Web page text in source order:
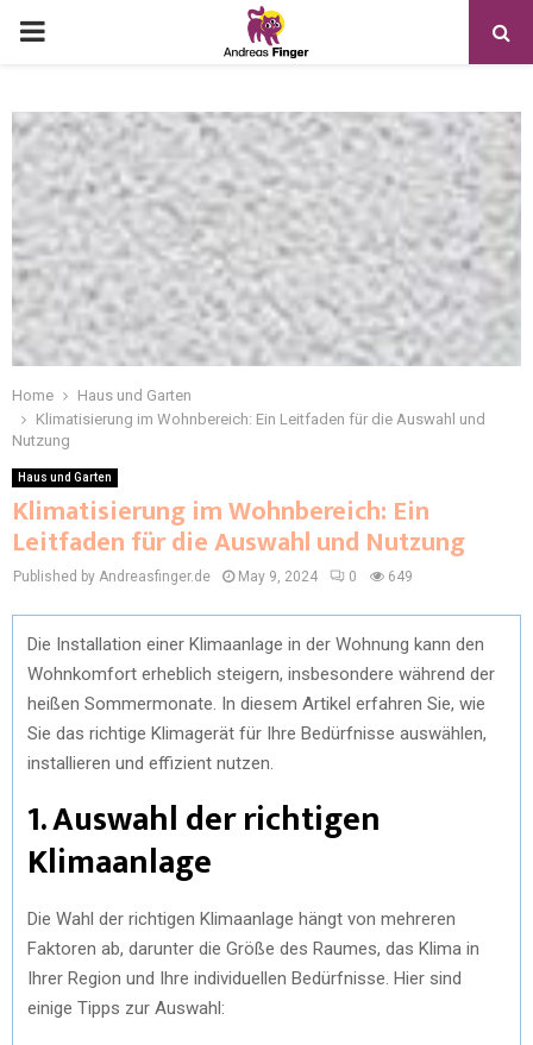
Home
Haus und Garten
Klimatisierung im Wohnbereich: Ein Leitfaden für die Auswahl und
Nutzung
Haus und Garten
Klimatisierung im Wohnbereich: Ein
Leitfaden für die Auswahl und Nutzung
Published by Andreasfinger.de May 9, 2024 0 649
Die Installation einer Klimaanlage in der Wohnung kann den
Wohnkomfort erheblich steigern, insbesondere während der
heißen Sommermonate. In diesem Artikel erfahren Sie, wie
Sie das richtige Klimagerät für Ihre Bedürfnisse auswählen,
installieren und effizient nutzen.
1. Auswahl der richtigen
Klimaanlage
Die Wahl der richtigen Klimaanlage hängt von mehreren
Faktoren ab, darunter die Größe des Raumes, das Klima in
Ihrer Region und Ihre individuellen Bedürfnisse. Hier sind
einige Tipps zur Auswahl: